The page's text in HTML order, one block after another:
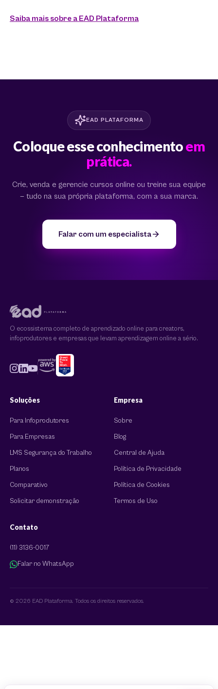
Saiba mais sobre a EAD Plataforma
EAD PLATAFORMA
Coloque esse conhecimentoem
prática.
Crie, venda e gerencie cursos online ou treine sua equipe
— tudo na sua própria plataforma, com a sua marca.
Falar com um especialista
O ecossistema completo de aprendizado online para creators,
infoprodutores e empresas que levam aprendizagem online a sério.
Soluções
Para Infoprodutores
Para Empresas
LMS Segurança do Trabalho
Planos
Comparativo
Solicitar demonstração
Empresa
Sobre
Blog
Central de Ajuda
Política de Privacidade
Política de Cookies
Termos de Uso
Contato
(11) 3136-0017
Falar no WhatsApp
© 2026 EAD Plataforma. Todos os direitos reservados.